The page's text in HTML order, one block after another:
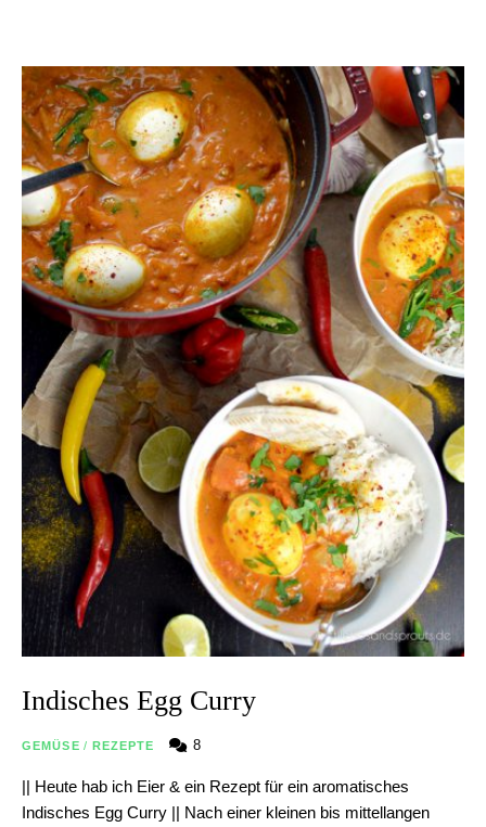
Indisches Egg Curry
GEMÜSE / REZEPTE 8
|| Heute hab ich Eier & ein Rezept für ein aromatisches
Indisches Egg Curry || Nach einer kleinen bis mittellangen